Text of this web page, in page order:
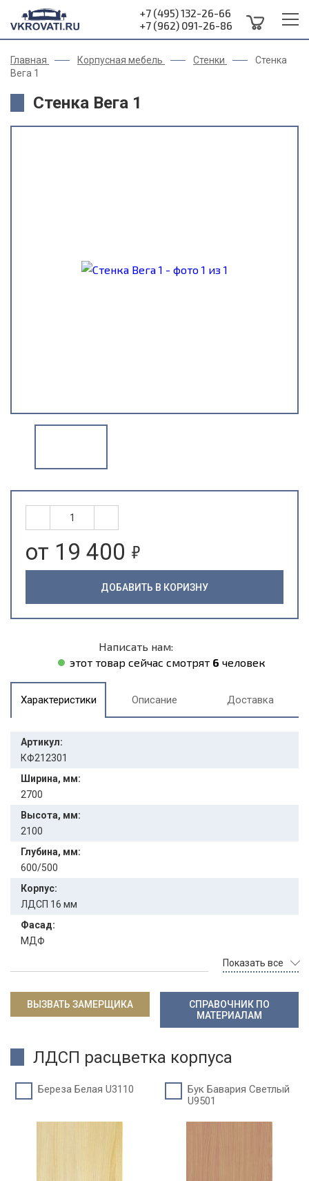
+7 (495) 132-26-66
+7 (962) 091-26-86
Главная Корпусная мебель Стенки
Стенка
Вега 1
Стенка Вега 1
от 19 400 5
ДОБАВИТЬ В КОРИЗНУ
Написать нам:
этот товар сейчас смотрят 6 человек
Характеристики Описание Доставка
Артикул:
КФ212301
Ширина, мм:
2700
Высота, мм:
2100
Глубина, мм:
600/500
Корпус:
ЛДСП 16 мм
Фасад:
МДФ
Показать все
ВЫЗВАТЬ ЗАМЕРЩИКА
СПРАВОЧНИК ПО
МАТЕРИАЛАМ
ЛДСП расцветка корпуса
Береза Белая U3110
Бук Бавария Светлый
U9501